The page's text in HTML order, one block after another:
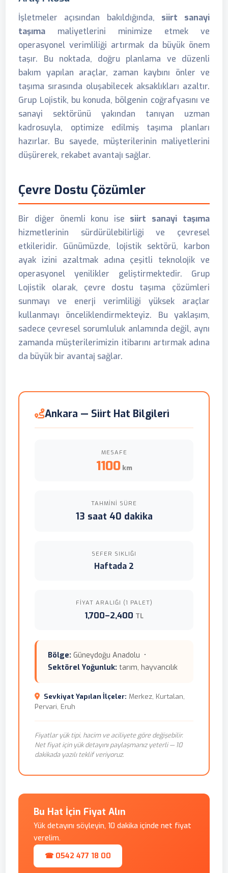
İşletmeler açısından bakıldığında, siirt sanayi
taşıma maliyetlerini minimize etmek ve
operasyonel verimliliği artırmak da büyük önem
taşır. Bu noktada, doğru planlama ve düzenli
bakım yapılan araçlar, zaman kaybını önler ve
taşıma sırasında oluşabilecek aksaklıkları azaltır.
Grup Lojistik, bu konuda, bölgenin coğrafyasını ve
sanayi sektörünü yakından tanıyan uzman
kadrosuyla, optimize edilmiş taşıma planları
hazırlar. Bu sayede, müşterilerinin maliyetlerini
düşürerek, rekabet avantajı sağlar.
Çevre Dostu Çözümler
Bir diğer önemli konu ise siirt sanayi taşıma
hizmetlerinin sürdürülebilirliği ve çevresel
etkileridir. Günümüzde, lojistik sektörü, karbon
ayak izini azaltmak adına çeşitli teknolojik ve
operasyonel yenilikler geliştirmektedir. Grup
Lojistik olarak, çevre dostu taşıma çözümleri
sunmayı ve enerji verimliliği yüksek araçlar
kullanmayı önceliklendirmekteyiz. Bu yaklaşım,
sadece çevresel sorumluluk anlamında değil, aynı
zamanda müşterilerimizin itibarını artırmak adına
da büyük bir avantaj sağlar.
Ankara — Siirt Hat Bilgileri
MESAFE
1100 km
TAHMINI SÜRE
13 saat 40 dakika
SEFER SIKLIĞI
Haftada 2
FIYAT ARALIĞI (1 PALET)
1,700–2,400 TL
Bölge: Güneydoğu Anadolu •
Sektörel Yoğunluk: tarım, hayvancılık
Sevkiyat Yapılan İlçeler: Merkez, Kurtalan,
Pervari, Eruh
Fiyatlar yük tipi, hacim ve aciliyete göre değişebilir.
Net fiyat için yük detayını paylaşmanız yeterli — 10
dakikada yazılı teklif veriyoruz.
Bu Hat İçin Fiyat Alın
Yük detayını söyleyin, 10 dakika içinde net fiyat
verelim.
☎ 0542 477 18 00